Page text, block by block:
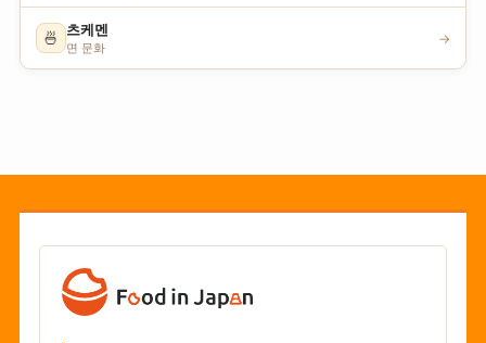
🍜 츠케멘
면 문화
→